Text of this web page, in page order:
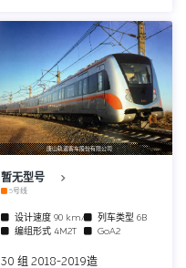
唐山轨道客车股份有限公司
暂无型号
5号线
设计速度 90 km/h 列车类型 6B
编组形式 4M2T GoA2
30 组 2018-2019造